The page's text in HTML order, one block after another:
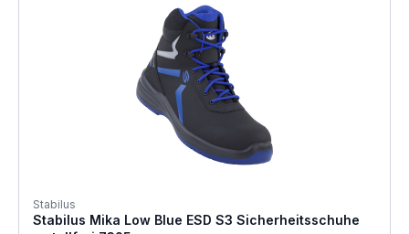
Stabilus
Stabilus Mika Low Blue ESD S3 Sicherheitsschuhe